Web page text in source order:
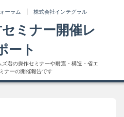
ーラム 株式会社インテグラル
ミナー開催レ
ート
君の操作セミナーや耐震・構造・省エ
ナーの開催報告です